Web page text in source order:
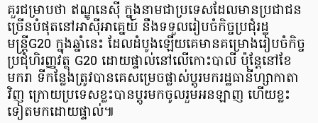
គួរជម្រាបថា ឥណ្ឌូនេស៊ី ក្នុងនាមជាប្រទេសដែលមានប្រជាជន
ច្រើនបំផុតនៅអាស៊ីអាគ្នេយ៍ នឹងទទួលរៀបចំកិច្ចប្រជុំរដ្ឋ
មន្ត្រីG20 ក្នុងឆ្នាំនេះ ដែលដំបូងឡើយគេមានគម្រោងរៀបចំកិច្ច
ប្រជុំហិរញ្ញវត្ថុ G20 ដោយផ្ទាល់នៅលើកោះបាលី ប៉ុន្តែនៅខែ
មករា ទីកន្លែងត្រូវបានគេសម្រេចផ្លាស់ប្តូរមករដ្ឋធានីហ្សាកាតា
វិញ ក្រោយប្រទេសខ្លះបានប្តូរមកចូលរួមអនឡាញ ហើយខ្លះ
ទៀតមកដោយផ្ទាល់៕